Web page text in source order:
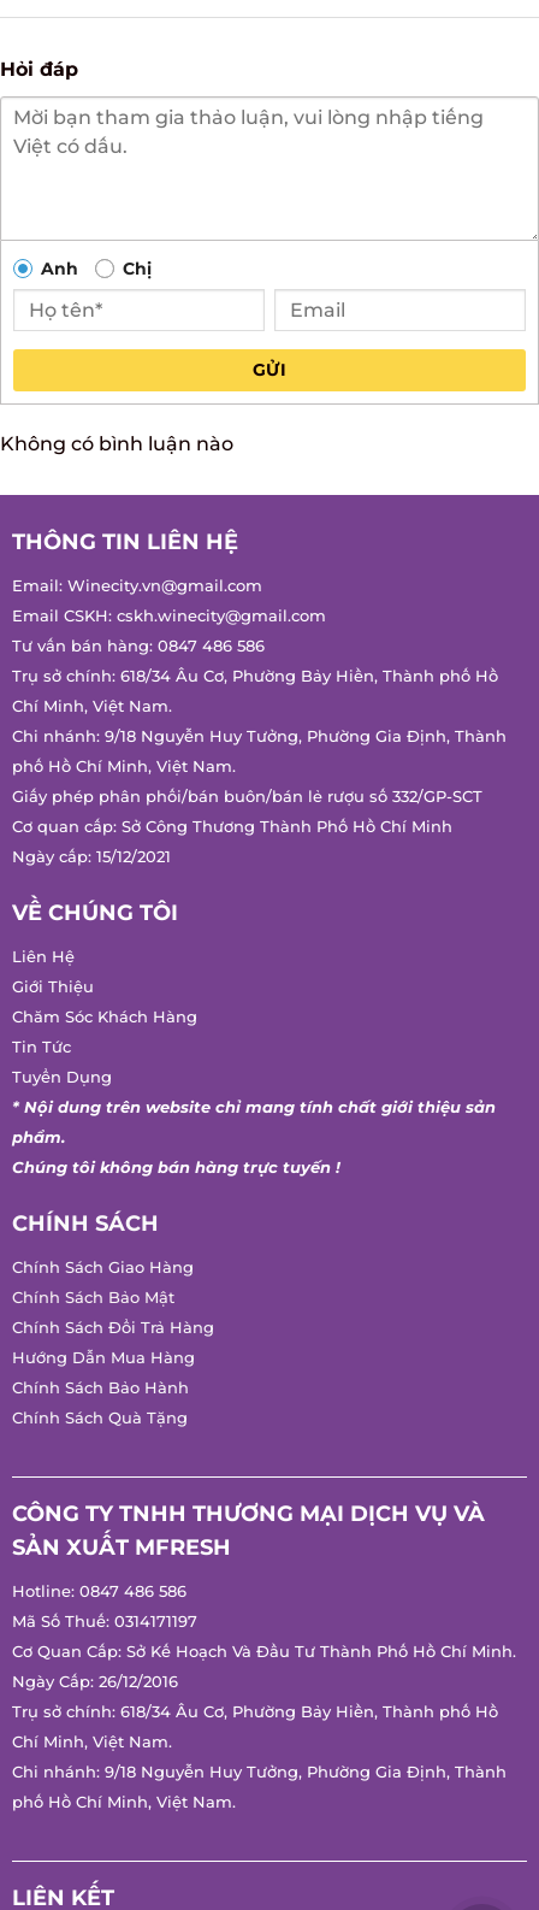
Hỏi đáp
Anh
Không có bình luận nào
THÔNG TIN LIÊN HỆ
Email: Winecity.vn@gmail.com
Email CSKH: cskh.winecity@gmail.com
Tư vấn bán hàng:0847 486 586
Trụ sở chính: 618/34 Âu Cơ, Phường Bảy Hiền, Thành phố Hồ
Chí Minh, Việt Nam.
Chi nhánh: 9/18 Nguyễn Huy Tưởng, Phường Gia Định, Thành
phố Hồ Chí Minh, Việt Nam.
Giấy phép phân phối/bán buôn/bán lẻ rượu số 332/GP-SCT
Ngày cấp: 15/12/2021
VỀ CHÚNG TÔI
Liên Hệ
Giới Thiệu
Chăm Sóc Khách Hàng
Tin Tức
Tuyển Dụng
* Nội dung trên website chỉ mang tính chất giới thiệu sản
Chúng tôi không bán hàng trực tuyến !
CHÍNH SÁCH
Chính Sách Giao Hàng
Chính Sách Bảo Mật
Chính Sách Đổi Trả Hàng
Hướng Dẫn Mua Hàng
Chính Sách Quà Tặng
SẢN XUẤT MFRESH
Hotline:0847 486 586
Mã Số Thuế: 0314171197
Cơ Quan Cấp: Sở Kế Hoạch Và Đầu Tư Thành Phố Hồ Chí
Minh.
Ngày Cấp: 26/12/2016
Trụ sở chính: 618/34 Âu Cơ, Phường Bảy Hiền, Thành phố Hồ
Chi nhánh: 9/18 Nguyễn Huy Tưởng, Phường Gia Định, Thành
phố Hồ Chí Minh, Việt Nam.